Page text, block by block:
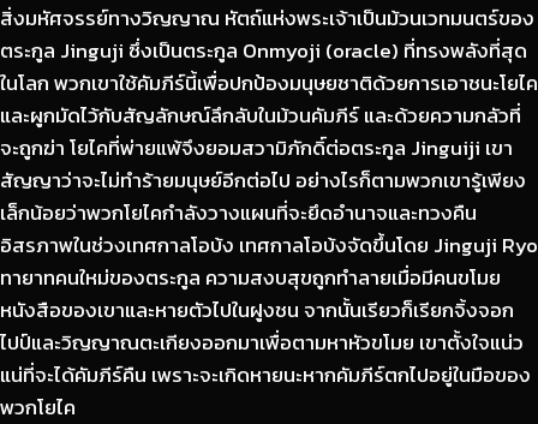
สิ่งมหัศจรรย์ทางวิญญาณ หัตถ์แห่งพระเจ้าเป็นม้วนเวทมนตร์ของ
ตระกูล Jinguji ซึ่งเป็นตระกูล Onmyoji (oracle) ที่ทรงพลังที่สุด
ในโลก พวกเขาใช้คัมภีร์นี้เพื่อปกป้องมนุษยชาติด้วยการเอาชนะโยไค
และผูกมัดไว้กับสัญลักษณ์ลึกลับในม้วนคัมภีร์ และด้วยความกลัวที่
จะถูกฆ่า โยไคที่พ่ายแพ้จึงยอมสวามิภักดิ์ต่อตระกูล Jinguiji เขา
สัญญาว่าจะไม่ทำร้ายมนุษย์อีกต่อไป อย่างไรก็ตามพวกเขารู้เพียง
เล็กน้อยว่าพวกโยไคกำลังวางแผนที่จะยึดอำนาจและทวงคืน
อิสรภาพในช่วงเทศกาลโอบ้ง เทศกาลโอบ้งจัดขึ้นโดย Jinguji Ryo
ทายาทคนใหม่ของตระกูล ความสงบสุขถูกทำลายเมื่อมีคนขโมย
หนังสือของเขาและหายตัวไปในฝูงชน จากนั้นเรียวก็เรียกจิ้งจอก
ไปป์และวิญญาณตะเกียงออกมาเพื่อตามหาหัวขโมย เขาตั้งใจแน่ว
แน่ที่จะได้คัมภีร์คืน เพราะจะเกิดหายนะหากคัมภีร์ตกไปอยู่ในมือของ
พวกโยไค